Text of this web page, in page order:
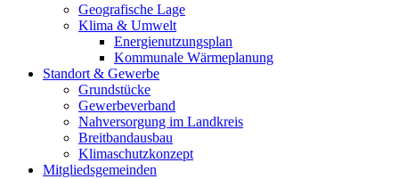
Geografische Lage
Klima & Umwelt
Energienutzungsplan
Kommunale Wärmeplanung
Standort & Gewerbe
Grundstücke
Gewerbeverband
Nahversorgung im Landkreis
Breitbandausbau
Klimaschutzkonzept
Mitgliedsgemeinden